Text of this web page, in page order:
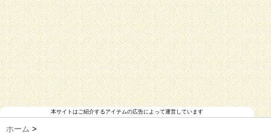
本サイトはご紹介するアイテムの広告によって運営しています
ホーム >